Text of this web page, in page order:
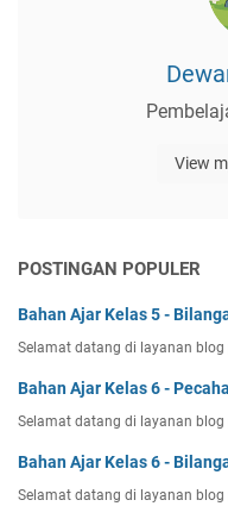
View
POSTINGAN POPULER
Bahan Ajar Kelas 5 -
Selamat datang di layanan
Bahan Ajar Kelas 6 -
Selamat datang di layanan
Bahan Ajar Kelas 6 -
Selamat datang di layanan